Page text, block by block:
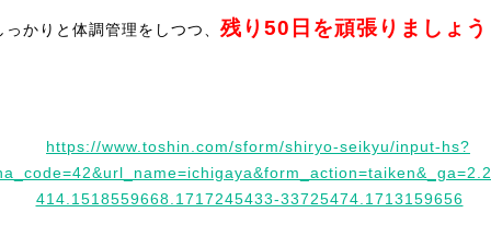
っかりと体調管理をしつつ、 残り50日を頑張りましょう